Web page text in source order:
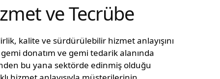
ve Tecrübe
kalite ve sürdürülebilir hizmet anlayışını
donatım ve gemi tedarik alanında
bu yana sektörde edinmiş olduğu